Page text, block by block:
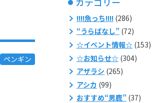
ペンギン
!!!!魚っち!!!!(286)
“うらばなし”(72)
☆イベント情報☆(153)
☆お知らせ☆(304)
アザラシ (265)
アシカ (99)
おすすめ“男鹿”(37)